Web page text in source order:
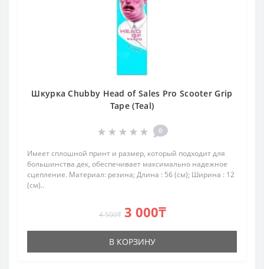
Шкурка Chubby Head of Sales Pro Scooter Grip
Tape (Teal)
0
Имеет сплошной принт и размер, который подходит для
большинства дек, обеспечивает максимально надежное
сцепление. Материал: резина; Длина : 56 (см); Ширина : 12
(см)..
4 500₸ 3 000₸
В КОРЗИНУ